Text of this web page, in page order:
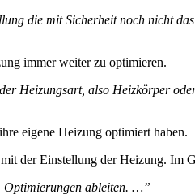
die mit Sicherheit noch nicht
immer weiter zu optimieren.
Heizungsart, also Heizkörper
eigene Heizung optimiert haben.
der Einstellung der Heizung. Im
Optimierungen ableiten. …”